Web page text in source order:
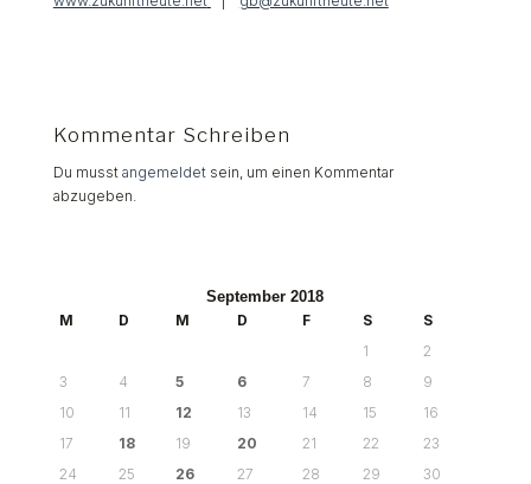
Kommentar Schreiben
Du musst angemeldetsein, um einen Kommentar
abzugeben.
September 2018
M
D M D F S
S
1
2
3
4 5 6 7 8
9
10
11 12 13 14 15
16
17
18 19 20 21 22
23
24
25 26 27 28 29
30